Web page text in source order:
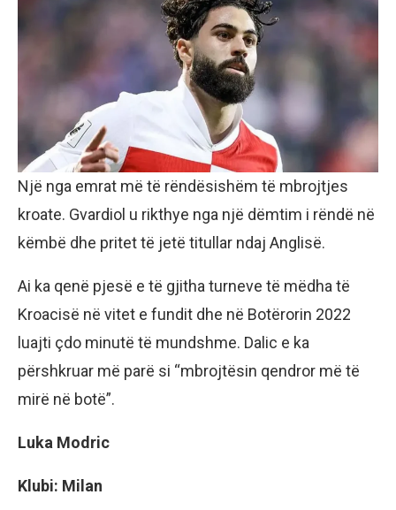
Një nga emrat më të rëndësishëm të mbrojtjes
kroate. Gvardiol u rikthye nga një dëmtim i rëndë në
këmbë dhe pritet të jetë titullar ndaj Anglisë.
Ai ka qenë pjesë e të gjitha turneve të mëdha të
Kroacisë në vitet e fundit dhe në Botërorin 2022
luajti çdo minutë të mundshme. Dalic e ka
përshkruar më parë si “mbrojtësin qendror më të
mirë në botë”.
Luka Modric
Klubi: Milan